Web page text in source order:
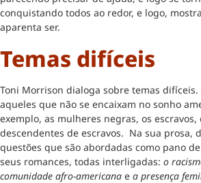
conquistando todos ao redor, e logo,
aparenta ser.
Temas difíceis
Toni Morrison dialoga sobre temas difíceis.
aqueles que não se encaixam no sonho
exemplo, as mulheres negras, os escravos,
descendentes de escravos. Na sua prosa,
questões que são abordadas como pano
seus romances, todas interligadas: o
comunidade afro-americana e a presença